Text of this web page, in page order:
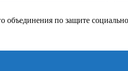
объединения по защите